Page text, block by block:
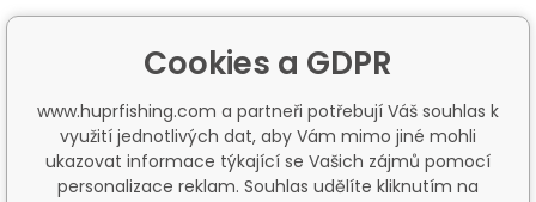
Cookies a GDPR
www.huprfishing.com a partneři potřebují Váš souhlas k
využití jednotlivých dat, aby Vám mimo jiné mohli
ukazovat informace týkající se Vašich zájmů pomocí
personalizace reklam. Souhlas udělíte kliknutím na